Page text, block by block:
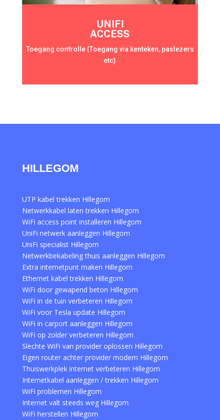
UNIFI
ACCESS
Toegang controlle (Toegang via kenteken, paslezers
etc)
HILLEGOM
UTP kabel trekken Hillegom
Netwerkkabel laten trekken Hillegom
WiFi access point installeren Hillegom
UniFi netwerk aanleggen Hillegom
UniFi specialist Hillegom
Netwerkbekabeling thuis aanleggen Hillegom
Extra internetpunt maken Hillegom
Ethernet kabel trekken Hillegom
WiFi door gewapend beton Hillegom
WiFi in de tuin verbeteren Hillegom
WiFi voor Tesla update Hillegom
WiFi in carport aanleggen Hillegom
WiFi op zolder verbeteren Hillegom
Slechte WiFi van provider oplossen Hillegom
Eigen router achter provider modem Hillegom
Thuiswerkplek internet verbeteren Hillegom
Internetkabel aanleggen / trekken Hillegom
WiFi problemen Hillegom
Internet valt steeds weg Hillegom
WiFi herstellen Hillegom